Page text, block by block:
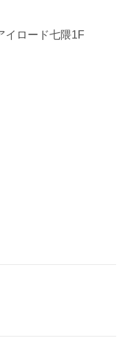
イロード七隈1F